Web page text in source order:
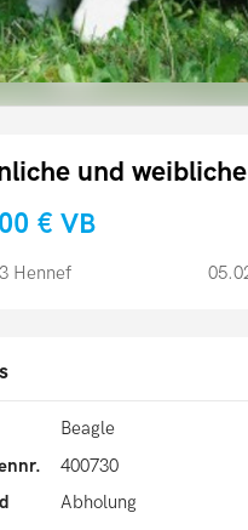
und
€ VB
Hennef
Beagle
400730
Abholung